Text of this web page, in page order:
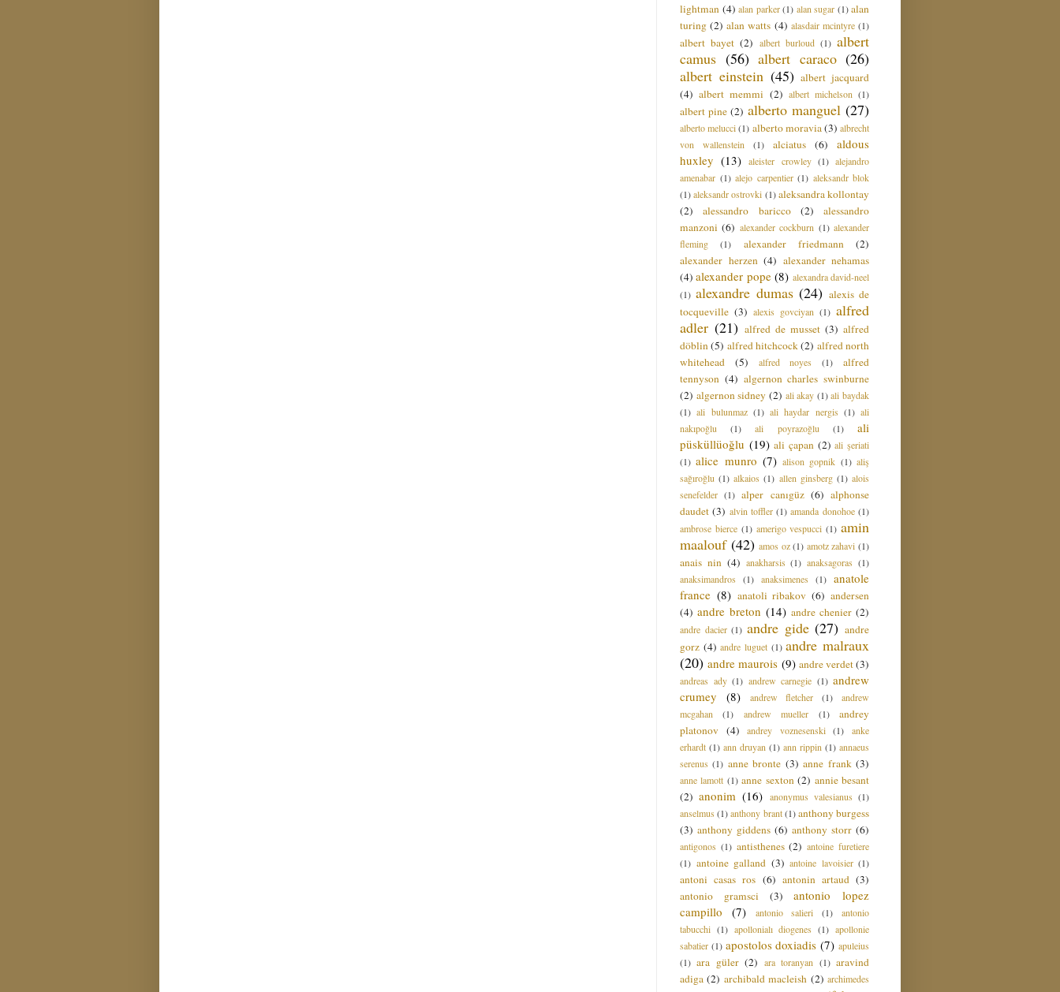
lightman (4) alan parker (1) alan sugar (1) alan
turing (2) alan watts (4) alasdair mcintyre (1)
albert bayet (2) albert burloud (1) albert
camus (56) albert caraco (26)
albert einstein (45) albert jacquard
(4) albert memmi (2) albert michelson (1)
albert pine (2) alberto manguel (27)
alberto melucci (1) alberto moravia (3) albrecht
von wallenstein
(1) alciatus (6)
aldous
huxley (13) aleister crowley (1) alejandro
amenabar (1) alejo carpentier (1) aleksandr blok
(1) aleksandr ostrovki (1) aleksandra kollontay
(2)
alessandro baricco (2)
alessandro
manzoni (6) alexander cockburn (1) alexander
fleming
(1) alexander friedmann
(2)
alexander herzen (4) alexander nehamas
(4) alexander pope (8) alexandra david-neel
(1) alexandre dumas (24) alexis de
tocqueville (3) alexis govciyan (1) alfred
adler (21) alfred de musset (3) alfred
döblin (5) alfred hitchcock(2) alfred north
whitehead
(5) alfred noyes (1)
alfred
tennyson (4) algernon charles swinburne
(2) algernon sidney (2) ali akay (1) ali baydak
(1) ali bulunmaz (1) ali haydar nergis (1) ali
nakıpoğlu
(1) ali poyrazoğlu (1)
ali
püsküllüoğlu (19) ali çapan (2) ali şeriati
(1) alice munro (7) alison gopnik (1) aliş
sağıroğlu (1) alkaios (1) allen ginsberg (1) alois
senefelder (1) alper canıgüz (6) alphonse
daudet (3) alvin toffler (1) amanda donohoe (1)
ambrose bierce (1) amerigo vespucci (1) amin
maalouf (42) amos oz (1) amotz zahavi (1)
anais nin (4) anakharsis (1) anaksagoras (1)
anaksimandros
(1) anaksimenes (1) anatole
france (8) anatoli ribakov (6) andersen
(4) andre breton (14) andre chenier (2)
andre dacier (1) andre gide (27) andre
gorz (4) andre luguet (1) andre malraux
(20) andre maurois (9) andre verdet(3)
andreas ady (1) andrew carnegie (1) andrew
crumey
(8) andrew fletcher (1)
andrew
mcgahan
(1) andrew mueller (1)
andrey
platonov (4) andrey voznesenski (1)
anke
erhardt (1) ann druyan (1) ann rippin (1) annaeus
serenus (1) anne bronte (3) anne frank (3)
anne lamott (1) anne sexton (2) annie besant
(2) anonim (16) anonymus valesianus (1)
anselmus (1) anthony brant (1) anthony burgess
(3) anthony giddens (6) anthony storr (6)
antigonos (1) antisthenes (2) antoine furetiere
(1) antoine galland (3) antoine lavoisier (1)
antoni casas ros (6) antonin artaud (3)
antonio gramsci
(3)
antonio lopez
campillo
(7) antonio salieri (1)
antonio
tabucchi (1) apollonialı diogenes (1) apollonie
sabatier (1) apostolos doxiadis (7) apuleius
(1) ara güler (2) ara toranyan (1) aravind
adiga (2) archibald macleish (2) archimedes